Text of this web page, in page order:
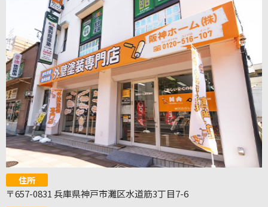
住所
〒657-0831 兵庫県神戸市灘区水道筋3丁目7-6